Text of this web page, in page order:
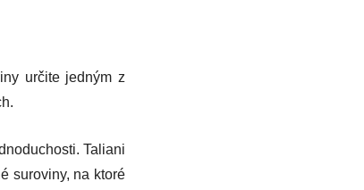
určite jedným z
Taliani
suroviny, na ktoré